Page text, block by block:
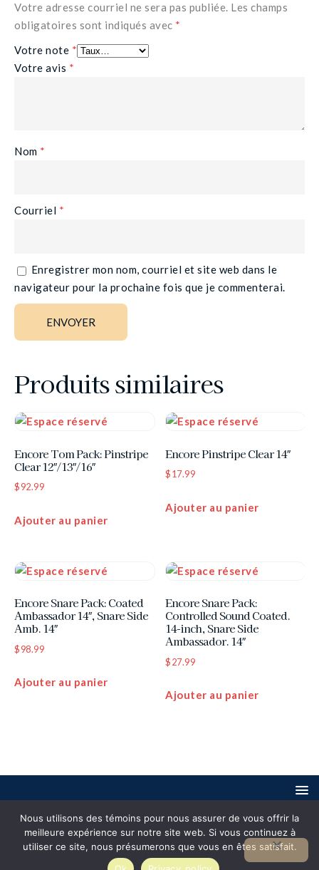
Votre adresse courriel ne sera pas publiée. Les champs
obligatoires sont indiqués avec *
Votre note *
Votre avis *
Nom *
Courriel *
Enregistrer mon nom, courriel et site web dans le
navigateur pour la prochaine fois que je commenterai.
Produits similaires
Encore Tom Pack: Pinstripe
Clear 12″/13″/16″
$92.99
Ajouter au panier
Encore Pinstripe Clear 14″
$17.99
Ajouter au panier
Encore Snare Pack: Coated
Ambassador 14″, Snare Side
Amb. 14″
$98.99
Ajouter au panier
Encore Snare Pack:
Controlled Sound Coated.
14-inch, Snare Side
Ambassador. 14″
$27.99
Ajouter au panier
© 2025 - tous droits réservés -Cardinal Web
Nous utilisons des témoins pour nous assurer de vous offrir la
meilleure expérience sur notre site web. Si vous continuez à
utiliser ce site, nous présumerons que vous en êtes satisfait.